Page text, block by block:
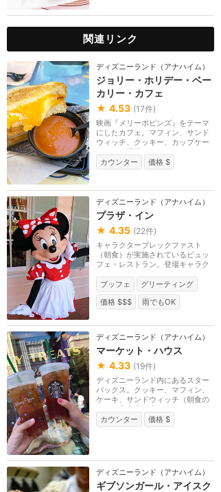
関連リンク
ディズニーランド（アナハイム）
ジョリー・ホリデー・ベー
カリー・カフェ
★ 4.53 (17件)
映画『メリーポピンズ』をテーマ
にしたカフェ。マフィン、サンド
ウィッチ、クッキー、カップケー
キなどを提供。テ...
カウンター
価格 $
ディズニーランド（アナハイム）
プラザ・イン
★ 4.35 (22件)
キャラクターブレックファスト
（朝食）が実施されているビュッ
フェ・レストラン。登場キャラク
ブッフェ
グリーティング
価格 $$$
雨でもOK
ディズニーランド（アナハイム）
マーケット・ハウス
★ 4.33 (19件)
ディズニーランド内にあるスター
バックス。クッキー、マフィン、
ケーキ、サンドウィッチ（朝食の
み）。室内席が少...
カウンター
価格 $
ディズニーランド（アナハイム）
ギブソンガール・アイスク